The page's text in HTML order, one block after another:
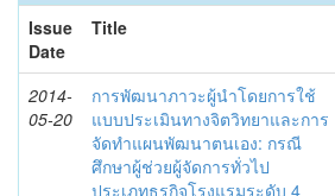
Issue
Date
Title
2014-
05-20
การพัฒนาภาวะผู้นำโดยการใช้
แบบประเมินทางจิตวิทยาและการ
จัดทำแผนพัฒนาตนเอง: กรณี
ศึกษาผู้ช่วยผู้จัดการทั่วไป
ประเภทธุรกิจโรงแรมระดับ 4